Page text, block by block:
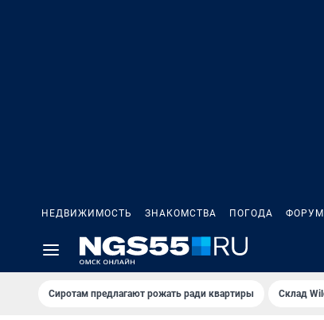
НЕДВИЖИМОСТЬ ЗНАКОМСТВА ПОГОДА
Сиротам предлагают рожать ради квартиры Склад